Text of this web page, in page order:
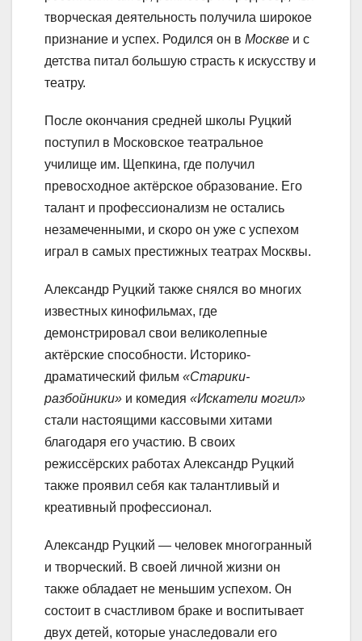
творческая деятельность получила широкое
признание и успех. Родился он в Москве и с
детства питал большую страсть к искусству и
театру.
После окончания средней школы Руцкий
поступил в Московское театральное
училище им. Щепкина, где получил
превосходное актёрское образование. Его
талант и профессионализм не остались
незамеченными, и скоро он уже с успехом
играл в самых престижных театрах Москвы.
Александр Руцкий также снялся во многих
известных кинофильмах, где
демонстрировал свои великолепные
актёрские способности. Историко-
драматический фильм «Старики-
разбойники» и комедия «Искатели могил»
стали настоящими кассовыми хитами
благодаря его участию. В своих
режиссёрских работах Александр Руцкий
также проявил себя как талантливый и
креативный профессионал.
Александр Руцкий — человек многогранный
и творческий. В своей личной жизни он
также обладает не меньшим успехом. Он
состоит в счастливом браке и воспитывает
двух детей, которые унаследовали его